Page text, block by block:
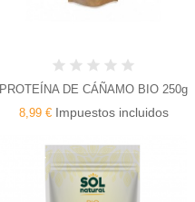
PROTEÍNA DE CÁÑAMO BIO 250g
8,99 €Impuestos incluidos